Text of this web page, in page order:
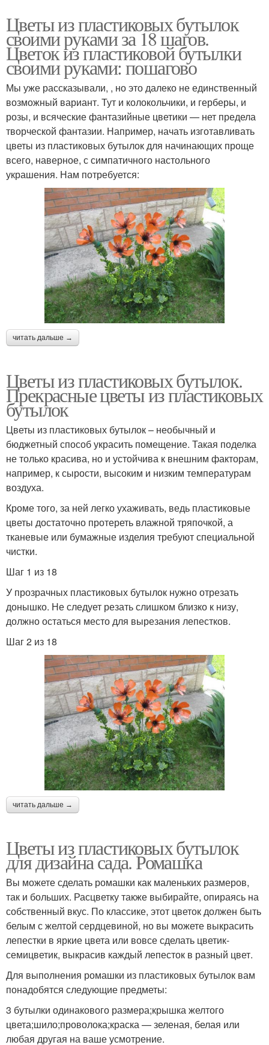
Цветы из пластиковых бутылок
своими руками за 18 шагов.
Цветок из пластиковой бутылки
своими руками: пошагово
Мы уже рассказывали, , но это далеко не единственный
возможный вариант. Тут и колокольчики, и герберы, и
розы, и всяческие фантазийные цветики — нет предела
творческой фантазии. Например, начать изготавливать
цветы из пластиковых бутылок для начинающих проще
всего, наверное, с симпатичного настольного
украшения. Нам потребуется:
читать дальше →
Цветы из пластиковых бутылок.
Прекрасные цветы из пластиковых
бутылок
Цветы из пластиковых бутылок – необычный и
бюджетный способ украсить помещение. Такая поделка
не только красива, но и устойчива к внешним факторам,
например, к сырости, высоким и низким температурам
воздуха.
Кроме того, за ней легко ухаживать, ведь пластиковые
цветы достаточно протереть влажной тряпочкой, а
тканевые или бумажные изделия требуют специальной
чистки.
Шаг 1 из 18
У прозрачных пластиковых бутылок нужно отрезать
донышко. Не следует резать слишком близко к низу,
должно остаться место для вырезания лепестков.
Шаг 2 из 18
читать дальше →
Цветы из пластиковых бутылок
для дизайна сада. Ромашка
Вы можете сделать ромашки как маленьких размеров,
так и больших. Расцветку также выбирайте, опираясь на
собственный вкус. По классике, этот цветок должен быть
белым с желтой сердцевиной, но вы можете выкрасить
лепестки в яркие цвета или вовсе сделать цветик-
семицветик, выкрасив каждый лепесток в разный цвет.
Для выполнения ромашки из пластиковых бутылок вам
понадобятся следующие предметы:
3 бутылки одинакового размера;крышка желтого
цвета;шило;проволока;краска — зеленая, белая или
любая другая на ваше усмотрение.